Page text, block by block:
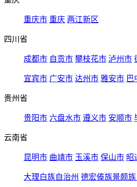
重庆市 重庆 两江新区
四川省
成都市 自贡市 攀枝花市 泸州市
宜宾市 广安市 达州市 雅安市 巴
贵州省
贵阳市 六盘水市 遵义市 安顺市
云南省
昆明市 曲靖市 玉溪市 保山市 昭
大理白族自治州 德宏傣族景颇族